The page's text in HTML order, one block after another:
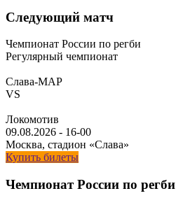
Следующий матч
Чемпионат России по регби
Регулярный чемпионат
Слава-МАР
VS
Локомотив
09.08.2026 - 16-00
Москва, стадион «Слава»
Купить билеты
Чемпионат России по регби